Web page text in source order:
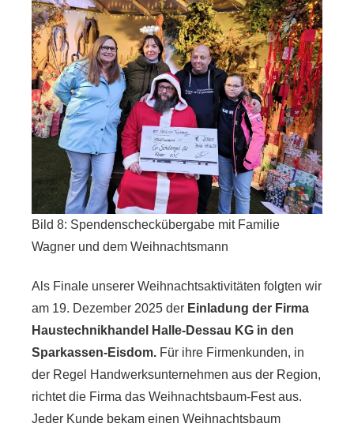
Bild 8: Spendenscheckübergabe mit Familie
Wagner und dem Weihnachtsmann
Als Finale unserer Weihnachtsaktivitäten folgten wir
am 19. Dezember 2025 der Einladung der Firma
Haustechnikhandel Halle-Dessau KG in den
Sparkassen-Eisdom. Für ihre Firmenkunden, in
der Regel Handwerksunternehmen aus der Region,
richtet die Firma das Weihnachtsbaum-Fest aus.
Jeder Kunde bekam einen Weihnachtsbaum